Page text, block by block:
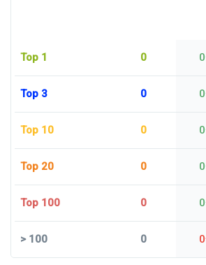
Top 1 0 0
Top 3 0 0
Top 10 0 0
Top 20 0 0
Top 100 0 0
>100 0 0